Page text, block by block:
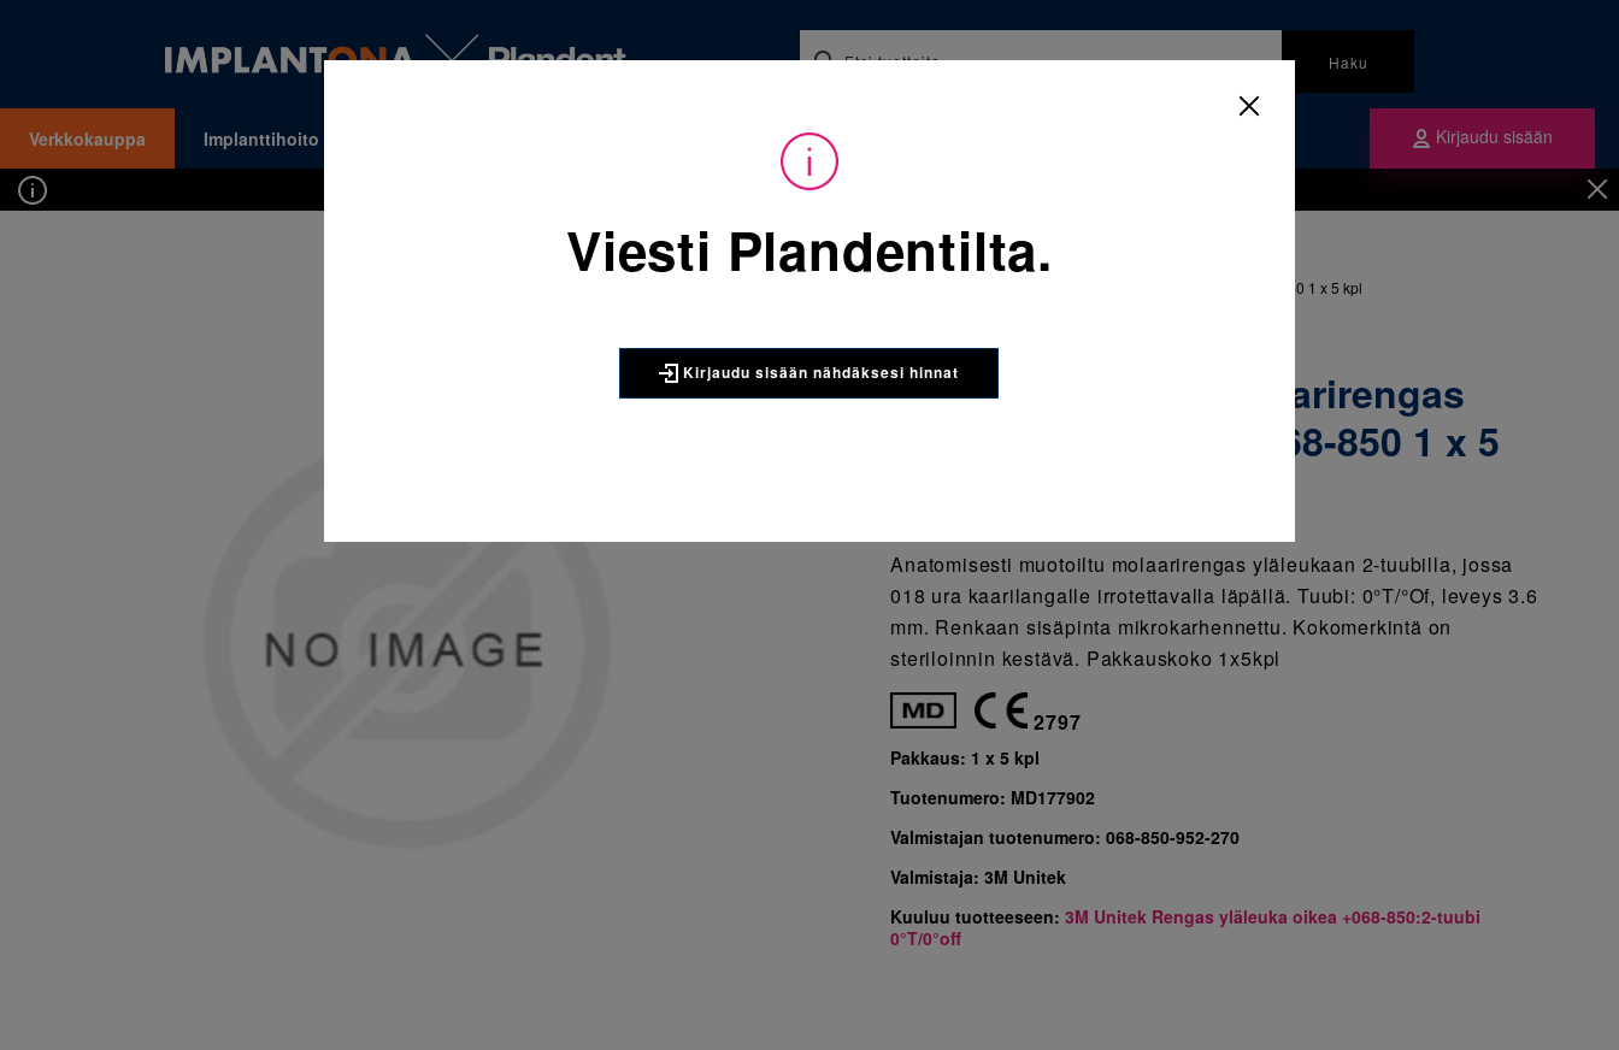
Haku
Verkkokauppa Implanttihoito Ajankohtaista Kirjaudu sisään
Kirjaudu sisään nähdäksesi hinnat. Tarvitsetko tunnukset verkkokauppaan? Tilaa ne
Sijainti:Tarvikkeet / Oikominen
068-850-952-270 Molaarirengas yläleuka oikea 35 & 068-850 1 x 5 kpl
3M UNITEK
068-850-952-270 Molaarirengas
yläleuka oikea 35 & 068-850 1 x 5
Anatomisesti muotoiltu molaarirengas yläleukaan 2-tuubilla, jossa
018 ura kaarilangalle irrotettavalla läpällä. Tuubi: 0°T/°Of, leveys 3.6
mm. Renkaan sisäpinta mikrokarhennettu. Kokomerkintä on
steriloinnin kestävä. Pakkauskoko 1x5kpl
2797
Pakkaus: 1 x 5 kpl
Tuotenumero: MD177902
Valmistajan tuotenumero:068-850-952-270
Valmistaja:3M Unitek
Kuuluu tuotteeseen:3M Unitek Rengas yläleuka oikea +068-850:2-tuubi
0°T/0°off
Viesti Plandentilta.
Kirjaudu sisään nähdäksesi hinnat